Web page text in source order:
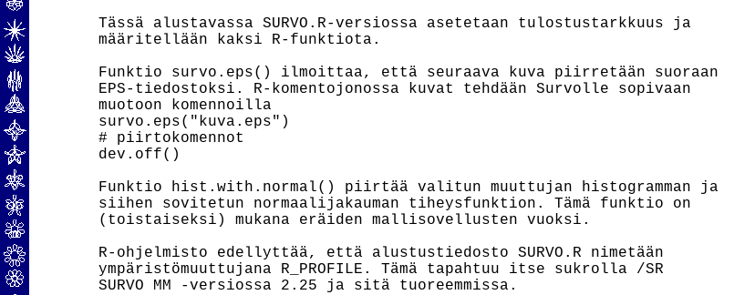
Tässä alustavassa SURVO.R-versiossa asetetaan tulostustarkkuus ja
määritellään kaksi R-funktiota.
Funktio survo.eps() ilmoittaa, että seuraava kuva piirretään suoraan
EPS-tiedostoksi. R-komentojonossa kuvat tehdään Survolle sopivaan
muotoon komennoilla
survo.eps("kuva.eps")
# piirtokomennot
dev.off()
Funktio hist.with.normal() piirtää valitun muuttujan histogramman ja
siihen sovitetun normaalijakauman tiheysfunktion. Tämä funktio on
(toistaiseksi) mukana eräiden mallisovellusten vuoksi.
R-ohjelmisto edellyttää, että alustustiedosto SURVO.R nimetään
ympäristömuuttujana R_PROFILE. Tämä tapahtuu itse sukrolla /SR
SURVO MM -versiossa 2.25 ja sitä tuoreemmissa.